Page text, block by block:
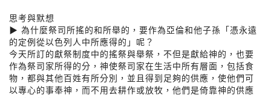
思考與默想
▶︎ 為什麼祭司所搖的和所舉的，要作為亞倫和他子孫「憑永遠
的定例從以色列人中所應得的」呢？
今天所訂的獻祭制度中的搖祭與舉祭，不但是獻給神的，也要
作為祭司家所得的分，神使祭司家在生活中所有層面，包括食
物，都與其他百姓有所分別，並且得到足夠的供應，使他們可
以專心的事奉神，而不用去耕作或放牧，他們是倚靠神的供應